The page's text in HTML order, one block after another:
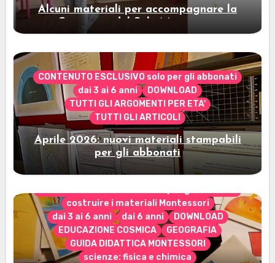
Alcuni materiali per accompagnare la
Cerimonia del Sole Montessori
CONTENUTO ESCLUSIVO solo per gli abbonati
dai 3 ai 6 anni
DOWNLOAD
TUTTI GLI ARGOMENTI PER ETA'
TUTTI GLI ARTICOLI
Aprile 2026: nuovi materiali stampabili
per gli abbonati
costruire i materiali Montessori
dai 3 ai 6 anni
dai 6 anni
DOWNLOAD
EDUCAZIONE COSMICA
GEOGRAFIA
GUIDA DIDATTICA MONTESSORI
scienze: fisica e chimica